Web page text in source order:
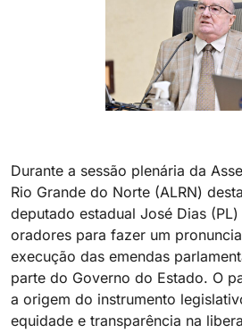
Durante a sessão plenária da
Rio Grande do Norte (ALRN)
deputado estadual José Dias
oradores para fazer um
execução das emendas
parte do Governo do Estado. O
a origem do instrumento
equidade e transparência na